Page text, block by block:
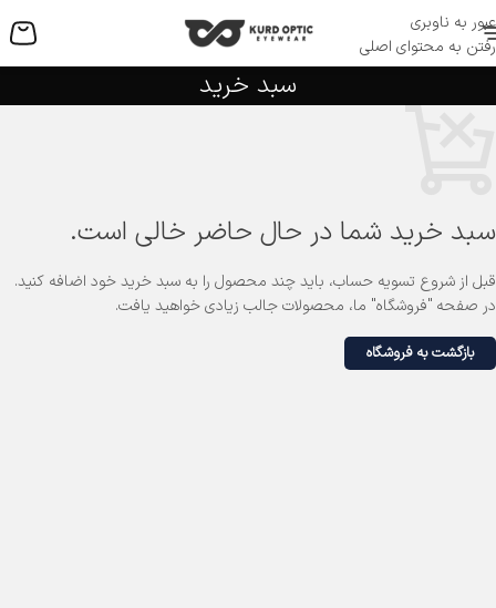
عبور به ناوبری
رفتن به محتوای اصلی
منو
سبد خرید
سبد خرید شما در حال حاضر خالی است.
قبل از شروع تسویه حساب، باید چند محصول را به سبد خرید خود اضافه کنید.
در صفحه "فروشگاه" ما، محصولات جالب زیادی خواهید یافت.
بازگشت به فروشگاه